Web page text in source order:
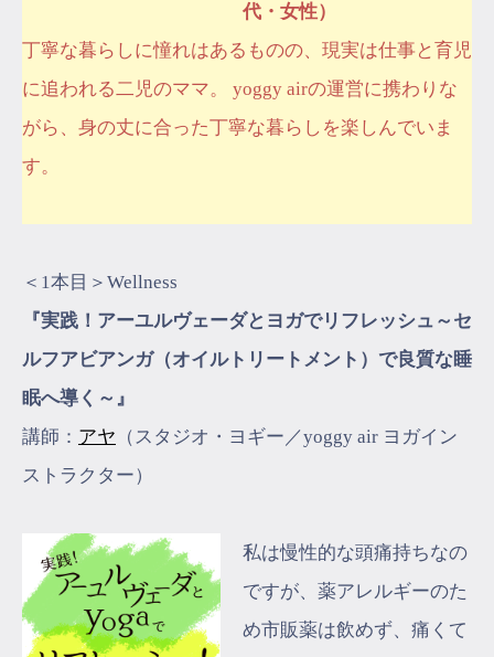
代・女性）
丁寧な暮らしに憧れはあるものの、現実は仕事と育児
に追われる二児のママ。 yoggy airの運営に携わりな
がら、身の丈に合った丁寧な暮らしを楽しんでいま
す。
＜1本目＞Wellness
『実践！アーユルヴェーダとヨガでリフレッシュ～セ
ルフアビアンガ（オイルトリートメント）で良質な睡
眠へ導く～』
講師： アヤ （スタジオ・ヨギー／yoggy air ヨガイン
ストラクター）
私は慢性的な頭痛持ちなの
ですが、薬アレルギーのた
め市販薬は飲めず、痛くて